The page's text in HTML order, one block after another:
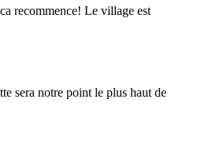
recommence! Le village est
sera notre point le plus haut de